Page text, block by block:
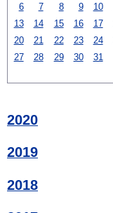
6
7 8 9 10
13
14 15 16 17
20
21 22 23 24
27
28 29 30 31
2020
2019
2018